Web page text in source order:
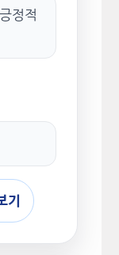
정적
기